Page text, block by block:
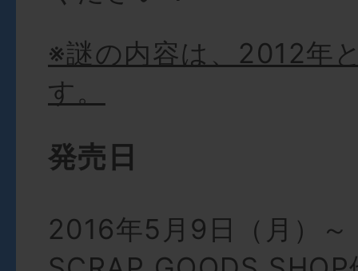
※謎の内容は、2012年
す。
発売日
2016年5月9日（月）～